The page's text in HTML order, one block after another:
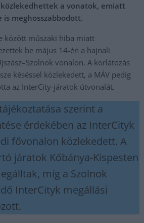
közlekedhettek a vonatok, emiatt
meghosszabbodott.
között műszaki hiba miatt
be május 14-én a hajnali
vonalon. A korlátozás
késéssel közlekedett, a MÁV pedig
az InterCity-járatok útvonalát.
szerint a
érdekében az InterCityk
fővonalon közlekedett. A
járatok Kőbánya-Kispesten
míg a Szolnok
InterCityk megállási